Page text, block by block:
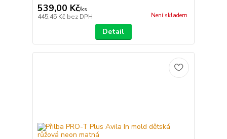
539,00 Kč/ks
445,45 Kč bez DPH Není skladem
Detail